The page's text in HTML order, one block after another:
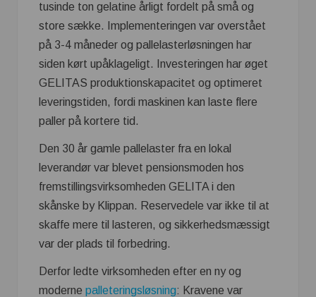
tusinde ton gelatine årligt fordelt på små og
store sække. Implementeringen var overstået
på 3-4 måneder og pallelasterløsningen har
siden kørt upåklageligt. Investeringen har øget
GELITAS produktionskapacitet og optimeret
leveringstiden, fordi maskinen kan laste flere
paller på kortere tid.
Den 30 år gamle pallelaster fra en lokal
leverandør var blevet pensionsmoden hos
fremstillingsvirksomheden GELITA i den
skånske by Klippan. Reservedele var ikke til at
skaffe mere til lasteren, og sikkerhedsmæssigt
var der plads til forbedring.
Derfor ledte virksomheden efter en ny og
moderne palleteringsløsning: Kravene var